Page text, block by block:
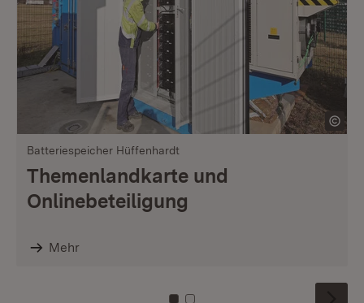
Batteriespeicher Hüffenhardt
Themenlandkarte und
Onlinebeteiligung
Mehr